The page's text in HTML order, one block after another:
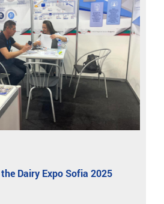
Dairy Expo Sofia 2025